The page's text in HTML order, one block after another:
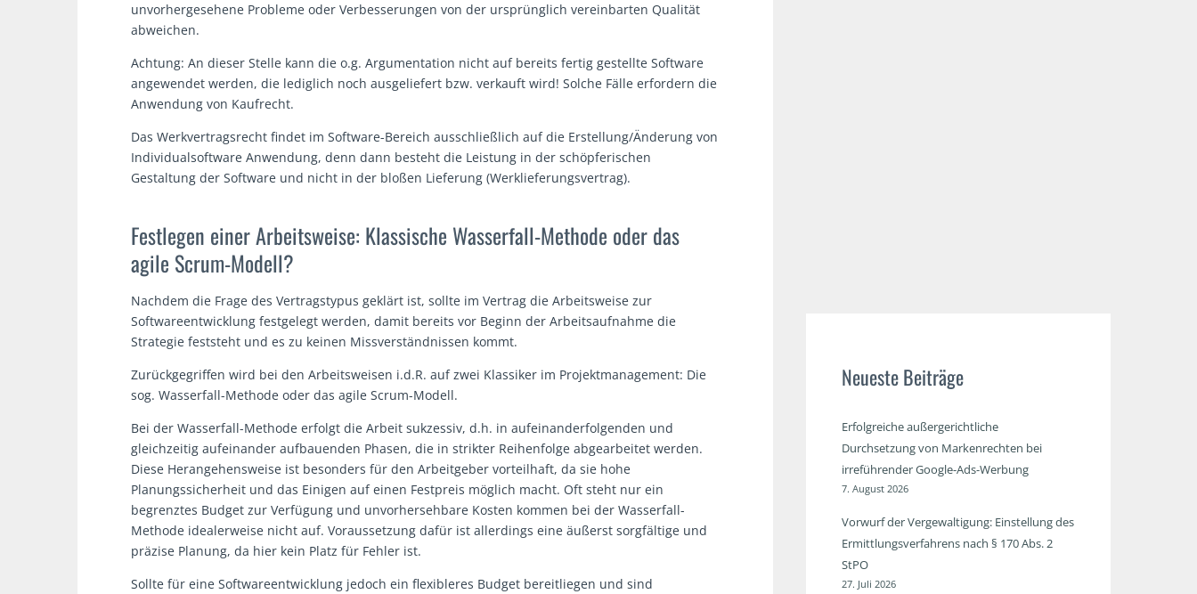
unvorhergesehene Probleme oder Verbesserungen von der ursprünglich vereinbarten Qualität
abweichen.
Achtung: An dieser Stelle kann die o.g. Argumentation nicht auf bereits fertig gestellte Software
angewendet werden, die lediglich noch ausgeliefert bzw. verkauft wird! Solche Fälle erfordern die
Anwendung von Kaufrecht.
Das Werkvertragsrecht findet im Software-Bereich ausschließlich auf die Erstellung/Änderung von
Individualsoftware Anwendung, denn dann besteht die Leistung in der schöpferischen
Gestaltung der Software und nicht in der bloßen Lieferung (Werklieferungsvertrag).
Festlegen einer Arbeitsweise: Klassische Wasserfall-Methode oder das
agile Scrum-Modell?
Nachdem die Frage des Vertragstypus geklärt ist, sollte im Vertrag die Arbeitsweise zur
Softwareentwicklung festgelegt werden, damit bereits vor Beginn der Arbeitsaufnahme die
Strategie feststeht und es zu keinen Missverständnissen kommt.
Zurückgegriffen wird bei den Arbeitsweisen i.d.R. auf zwei Klassiker im Projektmanagement: Die
sog. Wasserfall-Methode oder das agile Scrum-Modell.
Bei der Wasserfall-Methode erfolgt die Arbeit sukzessiv, d.h. in aufeinanderfolgenden und
gleichzeitig aufeinander aufbauenden Phasen, die in strikter Reihenfolge abgearbeitet werden.
Diese Herangehensweise ist besonders für den Arbeitgeber vorteilhaft, da sie hohe
Planungssicherheit und das Einigen auf einen Festpreis möglich macht. Oft steht nur ein
begrenztes Budget zur Verfügung und unvorhersehbare Kosten kommen bei der Wasserfall-
Methode idealerweise nicht auf. Voraussetzung dafür ist allerdings eine äußerst sorgfältige und
präzise Planung, da hier kein Platz für Fehler ist.
Sollte für eine Softwareentwicklung jedoch ein flexibleres Budget bereitliegen und sind
Neueste Beiträge
Erfolgreiche außergerichtliche
Durchsetzung von Markenrechten bei
irreführender Google-Ads-Werbung
7. August 2026
Vorwurf der Vergewaltigung: Einstellung des
Ermittlungsverfahrens nach § 170 Abs. 2
StPO
27. Juli 2026